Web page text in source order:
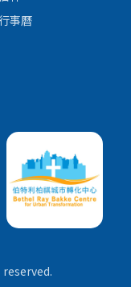
事曆